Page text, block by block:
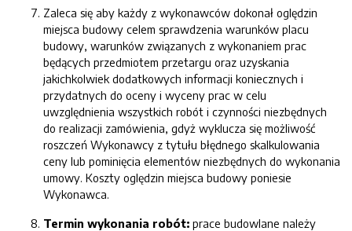
Zaleca się aby każdy z wykonawców dokonał oględzin
miejsca budowy celem sprawdzenia warunków placu
budowy, warunków związanych z wykonaniem prac
będących przedmiotem przetargu oraz uzyskania
jakichkolwiek dodatkowych informacji koniecznych i
przydatnych do oceny i wyceny prac w celu
uwzględnienia wszystkich robót i czynności niezbędnych
do realizacji zamówienia, gdyż wyklucza się możliwość
roszczeń Wykonawcy z tytułu błędnego skalkulowania
ceny lub pominięcia elementów niezbędnych do wykonania
umowy. Koszty oględzin miejsca budowy poniesie
Wykonawca.
Termin wykonania robót: prace budowlane należy